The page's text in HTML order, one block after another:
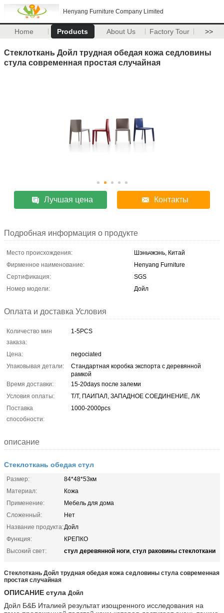
Henyang Furniture Company Limited
Home Products About Us Factory Tour >>
Стеклоткань Дойл трудная обедая кожа седловины
стула современная простая случайная
Лучшая цена Контакты
Подробная информация о продукте
Место происхождения:
Шэньчжэнь, Китай
Фирменное наименование:
Henyang Furniture
Сертификация:
SGS
Номер модели:
Дойл
Оплата и доставка Условия
Количество мин
заказа:
1-5PCS
Цена:
negociated
Упаковывая детали:
Стандартная коробка экспорта с деревянной
рамкой
Время доставки:
15-20days после залеми
Условия оплаты:
Т/Т, ПАИПАЛ, ЗАПАДНОЕ СОЕДИНЕНИЕ, Л/К
Поставка
способности:
1000-2000pcs
описание
Стеклоткань обедая стул
Размер:
84*48*53км
Материал:
Кожа
Применение:
Мебель для дома
Сложенный:
Нет
Название продукта:Дойл
Функция:
КРЕПКО
Высокий свет:
стул деревянной ноги, стул раковины стеклоткани
Стеклоткань Дойл трудная обедая кожа седловины стула современная
простая случайная
ОПИСАНИЕ стула Дойл
Дойл Б&Б Италией результат изощренного исследования на